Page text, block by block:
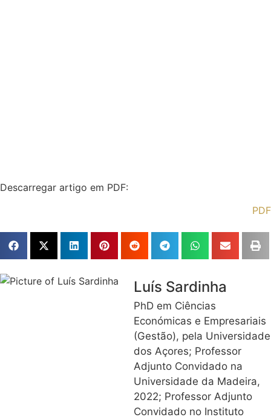
Descarregar artigo em PDF:
PDF
Luís Sardinha
PhD em Ciências
Económicas e Empresariais
(Gestão), pela Universidade
dos Açores; Professor
Adjunto Convidado na
Universidade da Madeira,
2022; Professor Adjunto
Convidado no Instituto